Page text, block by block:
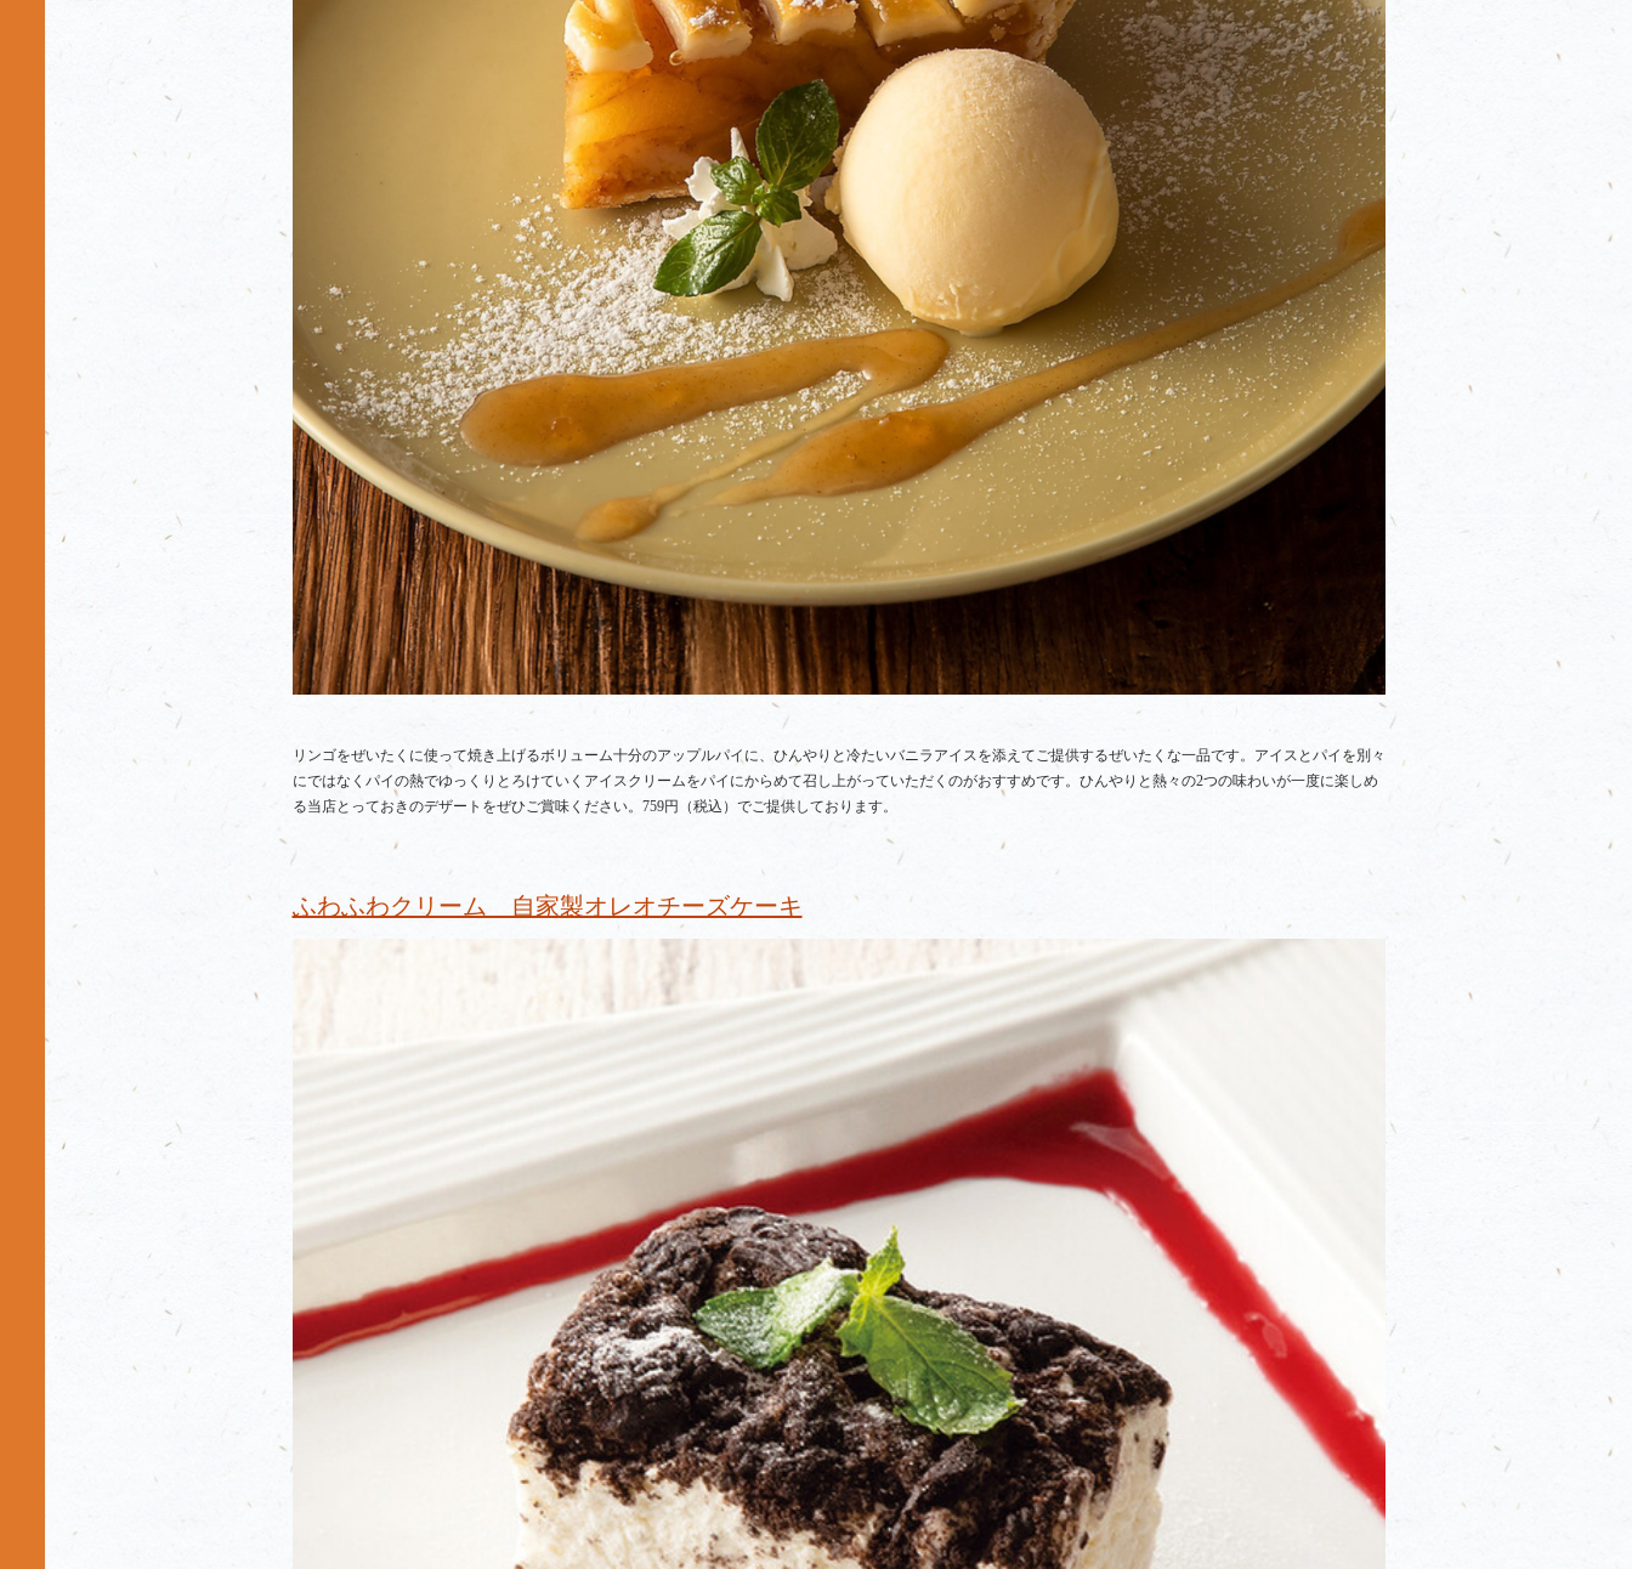
リンゴをぜいたくに使って焼き上げるボリューム十分のアップルパイに、ひんやりと冷たいバニラアイスを添えてご提供するぜいたくな一品です。アイスとパイを別々
にではなくパイの熱でゆっくりとろけていくアイスクリームをパイにからめて召し上がっていただくのがおすすめです。ひんやりと熱々の2つの味わいが一度に楽しめ
る当店とっておきのデザートをぜひご賞味ください。759円（税込）でご提供しております。
ふわふわクリーム 自家製オレオチーズケーキ